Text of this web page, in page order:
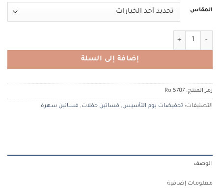
المقاس
إضافة إلى السلة
رمز المنتج: 5707 Ro
التصنيفات: تخفيضات يوم التأسيس, فساتين حفلات, فساتين سهرة
الوصف
معلومات إضافية